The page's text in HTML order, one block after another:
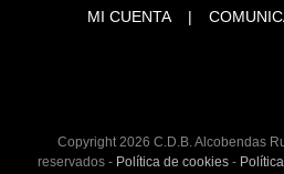
MI CUENTA
Copyright 2026 C.D.B. Alcobendas
reservados - Política de cookies -